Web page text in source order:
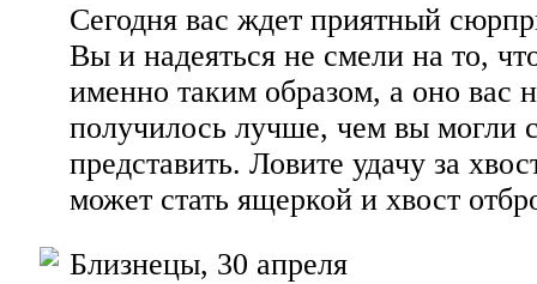
Сегодня вас ждет приятный
Вы и надеяться не смели на то,
именно таким образом, а оно вас
получилось лучше, чем вы могли
представить. Ловите удачу за
может стать ящеркой и хвост
Близнецы, 30 апреля